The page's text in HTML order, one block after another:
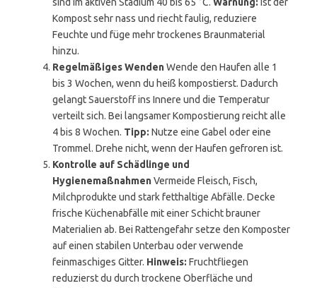
Kompost sehr nass und riecht faulig, reduziere
Feuchte und füge mehr trockenes Braunmaterial
hinzu.
Regelmäßiges WendenWende den Haufen alle 1
bis 3 Wochen, wenn du heiß kompostierst. Dadurch
gelangt Sauerstoff ins Innere und die Temperatur
verteilt sich. Bei langsamer Kompostierung reicht alle
4 bis 8 Wochen. Tipp: Nutze eine Gabel oder eine
Trommel. Drehe nicht, wenn der Haufen gefroren ist.
Kontrolle auf Schädlinge und
HygienemaßnahmenVermeide Fleisch, Fisch,
Milchprodukte und stark fetthaltige Abfälle. Decke
frische Küchenabfälle mit einer Schicht brauner
Materialien ab. Bei Rattengefahr setze den Komposter
auf einen stabilen Unterbau oder verwende
feinmaschiges Gitter. Hinweis: Fruchtfliegen
reduzierst du durch trockene Oberfläche und